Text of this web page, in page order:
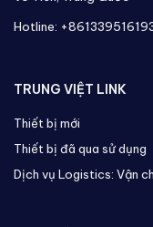
Hotline:
TRUNG VIỆT LINK
Thiết bị mới
Thiết bị đã qua sử dụng
Dịch vụ Logistics: Vận